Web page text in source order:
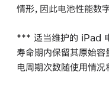
情形，因此电池性能数
*** 适当维护的 iPad
寿命期内保留其原始
电周期次数随使用情况